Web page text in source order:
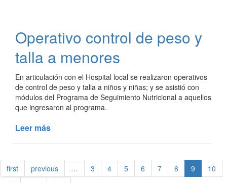
lucha
contra
el
Operativo control de peso y
talla a menores
En articulación con el Hospital local se realizaron operativos
de control de peso y talla a niños y niñas; y se asistió con
módulos del Programa de Seguimiento Nutricional a aquellos
que ingresaron al programa.
Leer más
de
peso
first previous … 3 4 5 6 7 8 9
10